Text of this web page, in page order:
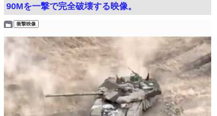
90Mを一撃で完全破壊する映像。
衝撃映像